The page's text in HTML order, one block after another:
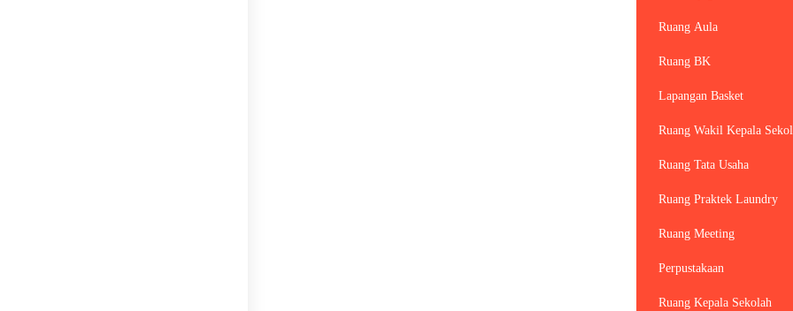
Ruang Aula
Ruang BK
Lapangan Basket
Ruang Wakil Kepala
Ruang Tata Usaha
Ruang Praktek Laundry
Ruang Meeting
Perpustakaan
Ruang Kepala Sekolah